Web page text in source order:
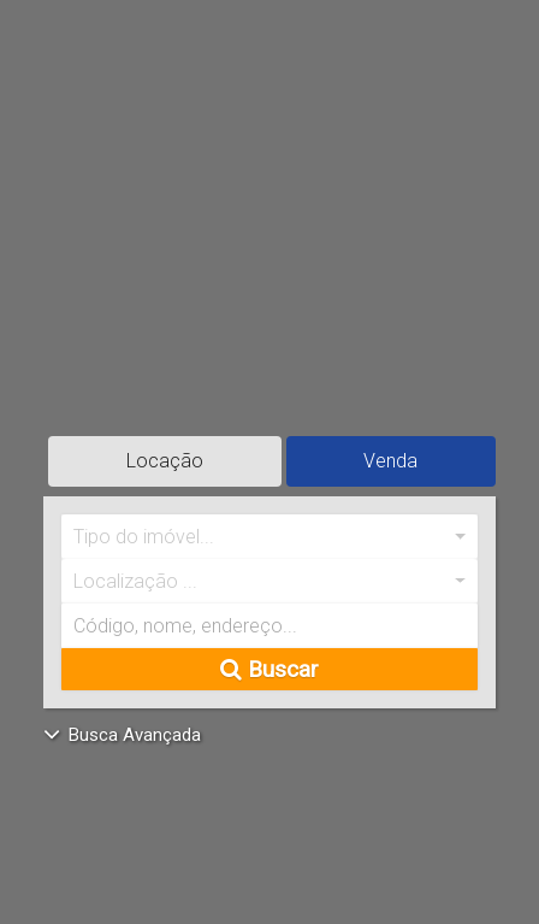
Locação Venda
Tipo do imóvel...
Localização ...
Buscar
Busca Avançada